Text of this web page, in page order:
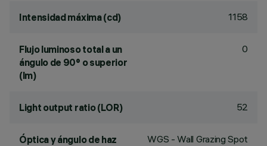
Intensidad máxima (cd) 1158
Flujo luminoso total a un
ángulo de 90° o superior
(lm)
0
Light output ratio (LOR) 52
Óptica y ángulo de haz WGS - Wall Grazing Spot